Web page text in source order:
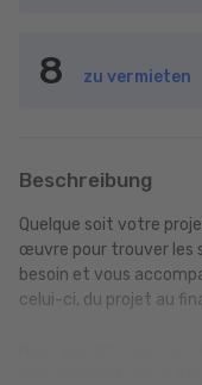
8 zu vermieten
Beschreibung
Quelque soit votre
œuvre pour trouver les
besoin et vous
celui-ci, du projet au